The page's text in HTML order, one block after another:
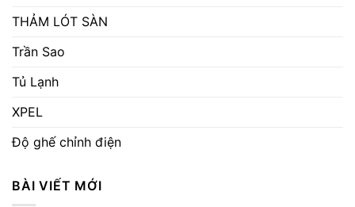
THẢM LÓT SÀN
Trần Sao
Tủ Lạnh
XPEL
Độ ghế chỉnh điện
BÀI VIẾT MỚI